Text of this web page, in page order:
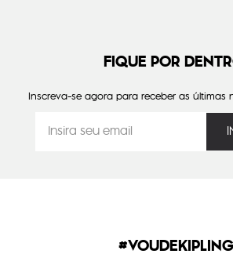
FIQUE POR
Inscreva-se agora para receber as últimas
#VOUDEKIPLING